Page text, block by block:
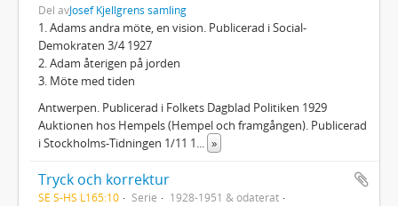
Del avJosef Kjellgrens samling
1. Adams andra möte, en vision. Publicerad i Social-
Demokraten 3/4 1927
2. Adam återigen på jorden
3. Möte med tiden
Antwerpen. Publicerad i Folkets Dagblad Politiken 1929
Auktionen hos Hempels (Hempel och framgången). Publicerad
i Stockholms-Tidningen 1/11 1
»
Tryck och korrektur
SE S-HS L165:10 Serie
1928-1951 & odaterat